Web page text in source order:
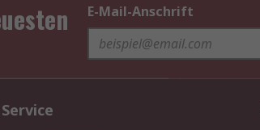
E-Mail-Anschrift
Service